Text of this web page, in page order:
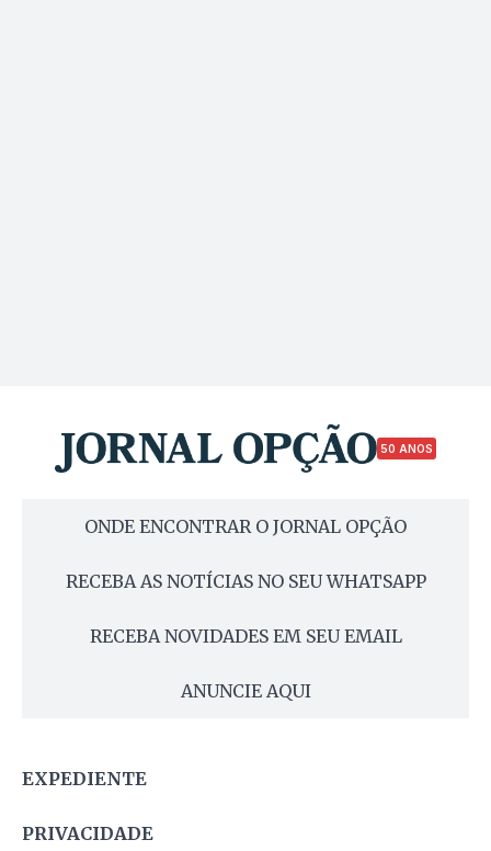
50 ANOS
ONDE ENCONTRAR O JORNAL OPÇÃO
RECEBA AS NOTÍCIAS NO SEU WHATSAPP
RECEBA NOVIDADES EM SEU EMAIL
ANUNCIE AQUI
EXPEDIENTE
PRIVACIDADE